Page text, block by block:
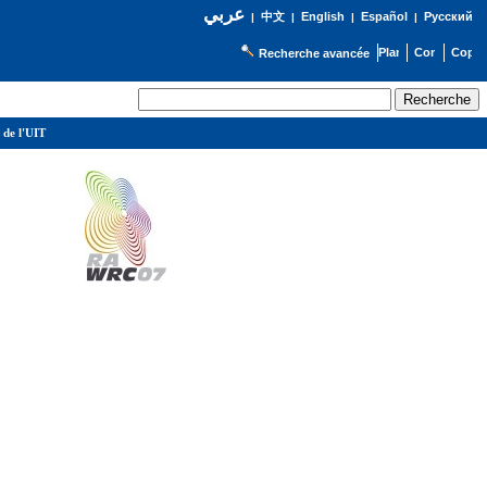
عربي| 中文| English | Español | Русский
Recherche avancée
de l'UIT